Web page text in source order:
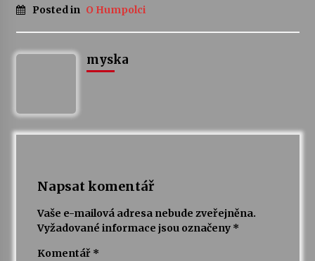
Posted in O Humpolci
myska
Napsat komentář
Vaše e-mailová adresa nebude zveřejněna.
Vyžadované informace jsou označeny *
Komentář *